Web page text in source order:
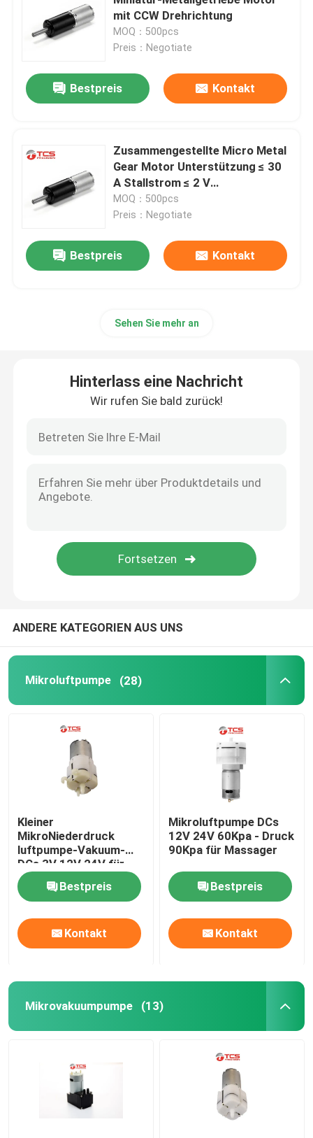
Bitte um ein Angebot
Mikroluftpumpe
Mikroluftventil
Luftpumpe für Massagesessel
Mikrometal gear-Motor
Mikrowasser-Ventil
Mikroperistaltik-pumpe
Elektromagnetische Pumpe
mit CCW Drehrichtung
MOQ：500pcs
Preis：Negotiate
Bestpreis Kontakt
Zusammengestellte Micro Metal
Gear Motor Unterstützung ≤ 30
A Stallstrom ≤ 2 V
Startspannung
MOQ：500pcs
Preis：Negotiate
Bestpreis Kontakt
Sehen Sie mehr an
Hinterlass eine Nachricht
Wir rufen Sie bald zurück!
ANDERE KATEGORIEN AUS UNS
Mikroluftpumpe (28)
Kleiner
MikroNiederdruck
luftpumpe-Vakuum-
DCs 3V 12V 24V für
Auto Seat
Bestpreis
Kontakt
Mikroluftpumpe DCs
12V 24V 60Kpa - Druck
90Kpa für Massager
Bestpreis
Kontakt
Mikrovakuumpumpe (13)